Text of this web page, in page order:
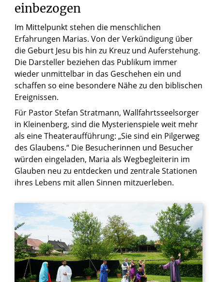
einbezogen
Im Mittelpunkt stehen die menschlichen
Erfahrungen Marias. Von der Verkündigung über
die Geburt Jesu bis hin zu Kreuz und Auferstehung.
Die Darsteller beziehen das Publikum immer
wieder unmittelbar in das Geschehen ein und
schaffen so eine besondere Nähe zu den biblischen
Ereignissen.
Für Pastor Stefan Stratmann, Wallfahrtsseelsorger
in Kleinenberg, sind die Mysterienspiele weit mehr
als eine Theateraufführung: „Sie sind ein Pilgerweg
des Glaubens.“ Die Besucherinnen und Besucher
würden eingeladen, Maria als Wegbegleiterin im
Glauben neu zu entdecken und zentrale Stationen
ihres Lebens mit allen Sinnen mitzuerleben.